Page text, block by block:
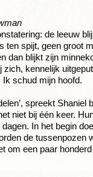
de leeuw
ten spijt, geen groot
dan blijkt zijn
zich, kennelijk
Ik schud mijn hoofd.
spreekt Shaniel
niet bij één keer.
In het begin
de tussenpozen
om een paar honderd